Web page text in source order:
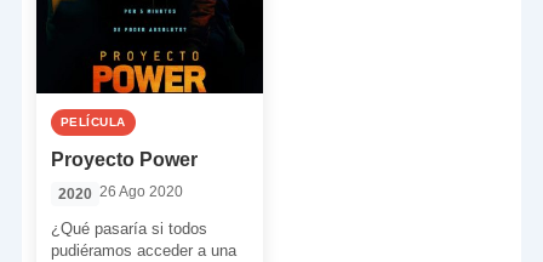
PELÍCULA
Proyecto Power
2020 26 Ago 2020
¿Qué pasaría si todos
pudiéramos acceder a una